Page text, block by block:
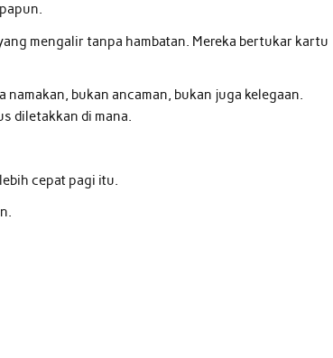
mengalir tanpa hambatan. Mereka bertukar kartu
namakan, bukan ancaman, bukan juga kelegaan.
diletakkan di mana.
cepat pagi itu.